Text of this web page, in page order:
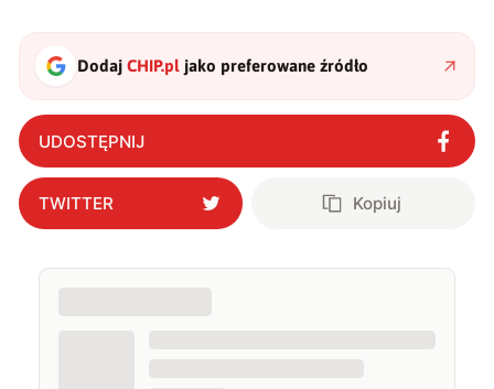
DodajCHIP.pl jako preferowane źródło
UDOSTĘPNIJ
TWITTER Kopiuj